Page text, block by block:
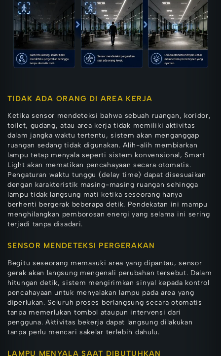
TIDAK ADA ORANG DI AREA KERJA
Ketika sensor mendeteksi bahwa sebuah ruangan, koridor,
toilet, gudang, atau area kerja tidak memiliki aktivitas
dalam jangka waktu tertentu, sistem akan menganggap
ruangan sedang tidak digunakan. Alih-alih membiarkan
lampu tetap menyala seperti sistem konvensional, Smart
Light akan mematikan pencahayaan secara otomatis.
Pengaturan waktu tunggu (delay time) dapat disesuaikan
dengan karakteristik masing-masing ruangan sehingga
lampu tidak langsung mati ketika seseorang hanya
berhenti bergerak beberapa detik. Pendekatan ini mampu
menghilangkan pemborosan energi yang selama ini sering
terjadi tanpa disadari.
SENSOR MENDETEKSI PERGERAKAN
Begitu seseorang memasuki area yang dipantau, sensor
gerak akan langsung mengenali perubahan tersebut. Dalam
hitungan detik, sistem mengirimkan sinyal kepada kontrol
pencahayaan untuk menyalakan lampu pada area yang
diperlukan. Seluruh proses berlangsung secara otomatis
tanpa memerlukan tombol ataupun intervensi dari
pengguna. Aktivitas bekerja dapat langsung dilakukan
tanpa perlu mencari sakelar terlebih dahulu.
LAMPU MENYALA SAAT DIBUTUHKAN